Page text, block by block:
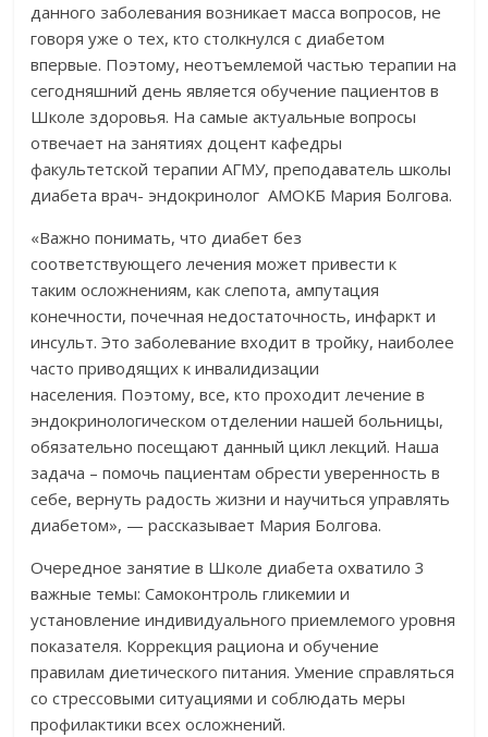
данного заболевания возникает масса вопросов, не
говоря уже о тех, кто столкнулся с диабетом
впервые. Поэтому, неотъемлемой частью терапии на
сегодняшний день является обучение пациентов в
Школе здоровья. На самые актуальные вопросы
отвечает на занятиях доцент кафедры
факультетской терапии АГМУ, преподаватель школы
диабета врач- эндокринолог АМОКБ Мария Болгова.
«Важно понимать, что диабет без
соответствующего лечения может привести к
таким осложнениям, как слепота, ампутация
конечности, почечная недостаточность, инфаркт и
инсульт. Это заболевание входит в тройку, наиболее
часто приводящих к инвалидизации
населения. Поэтому, все, кто проходит лечение в
эндокринологическом отделении нашей больницы,
обязательно посещают данный цикл лекций. Наша
задача – помочь пациентам обрести уверенность в
себе, вернуть радость жизни и научиться управлять
диабетом», — рассказывает Мария Болгова.
Очередное занятие в Школе диабета охватило 3
важные темы: Самоконтроль гликемии и
установление индивидуального приемлемого уровня
показателя. Коррекция рациона и обучение
правилам диетического питания. Умение справляться
со стрессовыми ситуациями и соблюдать меры
профилактики всех осложнений.